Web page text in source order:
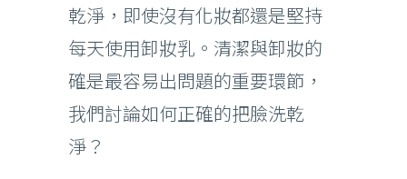
乾淨，即使沒有化妝都還是堅持
每天使用卸妝乳。清潔與卸妝的
確是最容易出問題的重要環節，
我們討論如何正確的把臉洗乾
淨？